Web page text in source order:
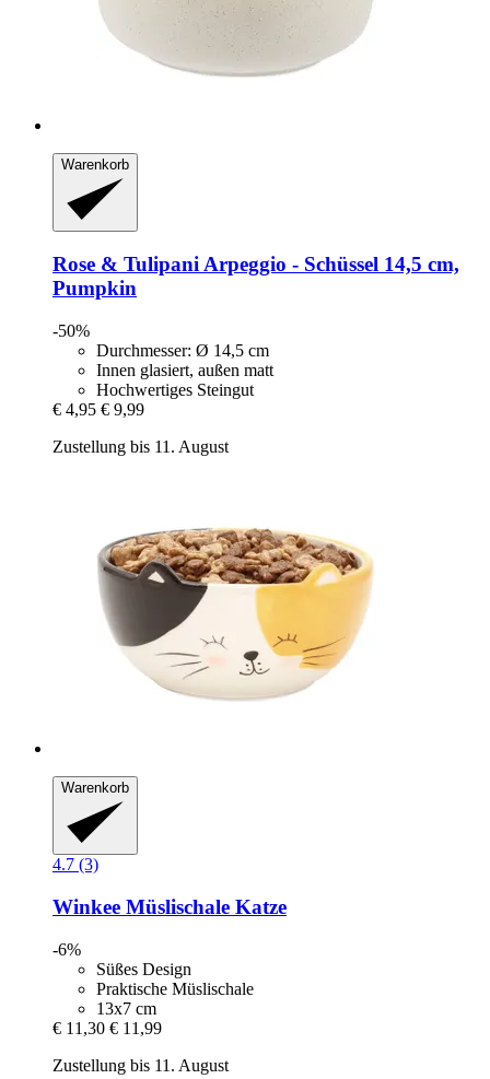
Warenkorb
Rose & Tulipani Arpeggio -​ Schüssel 14,5 cm,
Pumpkin
-50%
Durchmesser: Ø 14,5 cm
Innen glasiert, außen matt
Hochwertiges Steingut
€ 4,95 € 9,99
Zustellung bis 11. August
Warenkorb
4.7 (3)
Winkee Müslischale Katze
-6%
Süßes Design
Praktische Müslischale
13x7 cm
€ 11,30 € 11,99
Zustellung bis 11. August